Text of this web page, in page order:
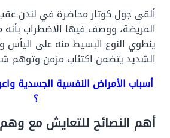
ألقى جول كوتار محاضرة في لندن
المريضة، ووصف فيها الاضطراب بأنه
ينطوي النوع البسيط منه على اليأس
الشديد يتضمن اكتئاب مزمن وتوهم
أسباب الأمراض النفسية الجسدية
؟
أهم النصائح للتعايش مع